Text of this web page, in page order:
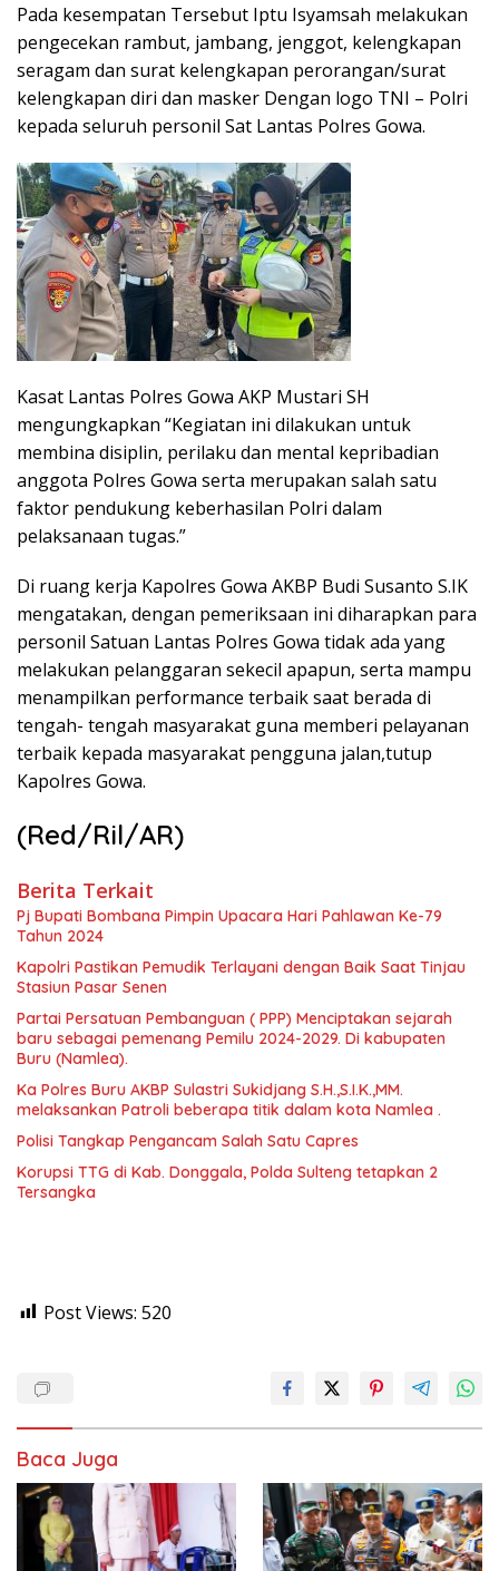
Pada kesempatan Tersebut Iptu Isyamsah melakukan
pengecekan rambut, jambang, jenggot, kelengkapan
seragam dan surat kelengkapan perorangan/surat
kelengkapan diri dan masker Dengan logo TNI – Polri
kepada seluruh personil Sat Lantas Polres Gowa.
Kasat Lantas Polres Gowa AKP Mustari SH
mengungkapkan “Kegiatan ini dilakukan untuk
membina disiplin, perilaku dan mental kepribadian
anggota Polres Gowa serta merupakan salah satu
faktor pendukung keberhasilan Polri dalam
pelaksanaan tugas.”
Di ruang kerja Kapolres Gowa AKBP Budi Susanto S.IK
mengatakan, dengan pemeriksaan ini diharapkan para
personil Satuan Lantas Polres Gowa tidak ada yang
melakukan pelanggaran sekecil apapun, serta mampu
menampilkan performance terbaik saat berada di
tengah- tengah masyarakat guna memberi pelayanan
terbaik kepada masyarakat pengguna jalan,tutup
Kapolres Gowa.
(Red/Ril/AR)
Berita Terkait
Pj Bupati Bombana Pimpin Upacara Hari Pahlawan Ke-79
Tahun 2024
Kapolri Pastikan Pemudik Terlayani dengan Baik Saat Tinjau
Stasiun Pasar Senen
Partai Persatuan Pembanguan ( PPP) Menciptakan sejarah
baru sebagai pemenang Pemilu 2024-2029. Di kabupaten
Buru (Namlea).
Ka Polres Buru AKBP Sulastri Sukidjang S.H.,S.I.K.,MM.
melaksankan Patroli beberapa titik dalam kota Namlea .
Polisi Tangkap Pengancam Salah Satu Capres
Korupsi TTG di Kab. Donggala, Polda Sulteng tetapkan 2
Tersangka
Post Views: 520
Baca Juga